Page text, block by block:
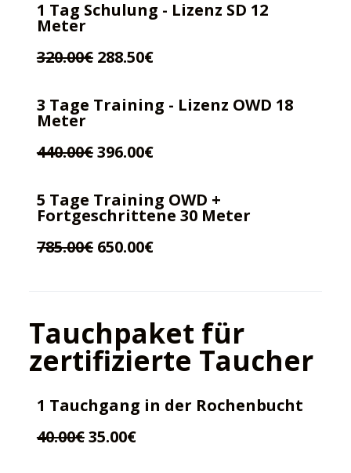
1 Tag Schulung - Lizenz SD 12
Meter
320.00€288.50€
3 Tage Training - Lizenz OWD 18
Meter
440.00€396.00€
5 Tage Training OWD +
Fortgeschrittene 30 Meter
785.00€650.00€
Tauchpaket für
zertifizierte Taucher
1 Tauchgang in der Rochenbucht
40.00€35.00€